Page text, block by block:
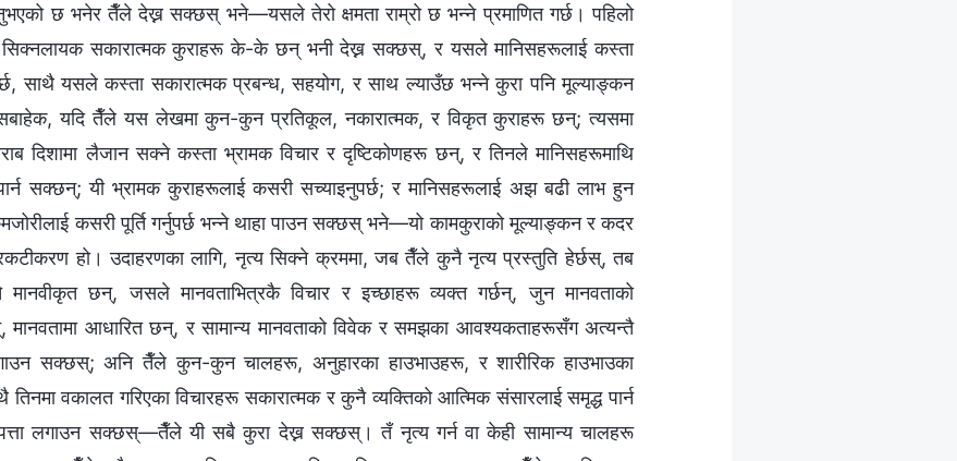
छ भनेर तैँले देख्न सक्छस् भने—यसले तेरो क्षमता राम्रो छ भन्‍ने प्रमाणित गर्छ। पहिलो
सकारात्मक कुराहरू के-के छन् भनी देख्न सक्छस्, र यसले मानिसहरूलाई कस्ता
साथै यसले कस्ता सकारात्मक प्रबन्ध, सहयोग, र साथ ल्याउँछ भन्‍ने कुरा पनि मूल्याङ्कन
यदि तैँले यस लेखमा कुन-कुन प्रतिकूल, नकारात्मक, र विकृत कुराहरू छन्; त्यसमा
दिशामा लैजान सक्ने कस्ता भ्रामक विचार र दृष्टिकोणहरू छन्, र तिनले मानिसहरूमाथि
सक्छन्; यी भ्रामक कुराहरूलाई कसरी सच्याइनुपर्छ; र मानिसहरूलाई अझ बढी लाभ हुन
कसरी पूर्ति गर्नुपर्छ भन्ने थाहा पाउन सक्छस् भने—यो कामकुराको मूल्याङ्कन र कदर
हो। उदाहरणका लागि, नृत्य सिक्ने क्रममा, जब तैँले कुनै नृत्य प्रस्तुति हेर्छस्, तब
छन्, जसले मानवताभित्रकै विचार र इच्छाहरू व्यक्त गर्छन्, जुन मानवताको
मानवतामा आधारित छन्, र सामान्य मानवताको विवेक र समझका आवश्यकताहरूसँग अत्यन्तै
सक्छस्; अनि तैँले कुन-कुन चालहरू, अनुहारका हाउभाउहरू, र शारीरिक हाउभाउका
तिनमा वकालत गरिएका विचारहरू सकारात्मक र कुनै व्यक्तिको आत्मिक संसारलाई समृद्ध पार्न
लगाउन सक्छस्—तैँले यी सबै कुरा देख्न सक्छस्। तँ नृत्य गर्न वा केही सामान्य चालहरू